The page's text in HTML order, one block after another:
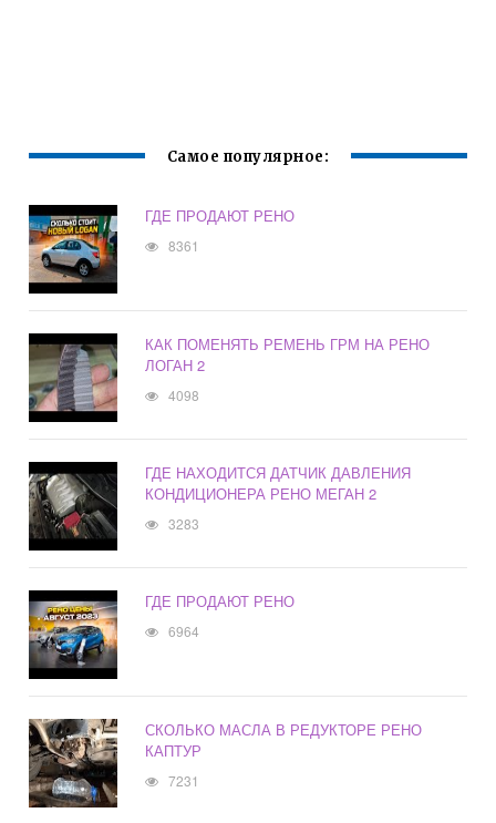
Самое популярное:
ГДЕ ПРОДАЮТ РЕНО
8361
КАК ПОМЕНЯТЬ РЕМЕНЬ ГРМ НА РЕНО
ЛОГАН 2
4098
ГДЕ НАХОДИТСЯ ДАТЧИК ДАВЛЕНИЯ
КОНДИЦИОНЕРА РЕНО МЕГАН 2
3283
ГДЕ ПРОДАЮТ РЕНО
6964
СКОЛЬКО МАСЛА В РЕДУКТОРЕ РЕНО
КАПТУР
7231